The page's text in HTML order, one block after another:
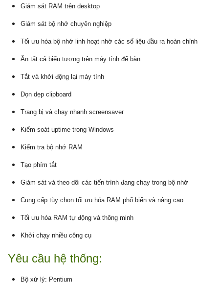
Giám sát RAM trên desktop
Giám sát bộ nhớ chuyên nghiệp
Tối ưu hóa bộ nhớ linh hoạt nhờ các số liệu đầu ra hoàn chỉnh
Ẩn tất cả biểu tượng trên máy tính để bàn
Tắt và khởi động lại máy tính
Dọn dẹp clipboard
Trang bị và chạy nhanh screensaver
Kiểm soát uptime trong Windows
Kiểm tra bộ nhớ RAM
Tạo phím tắt
Giám sát và theo dõi các tiến trình đang chạy trong bộ nhớ
Cung cấp tùy chọn tối ưu hóa RAM phổ biến và nâng cao
Tối ưu hóa RAM tự động và thông minh
Khởi chạy nhiều công cụ
Yêu cầu hệ thống:
Bộ xử lý: Pentium